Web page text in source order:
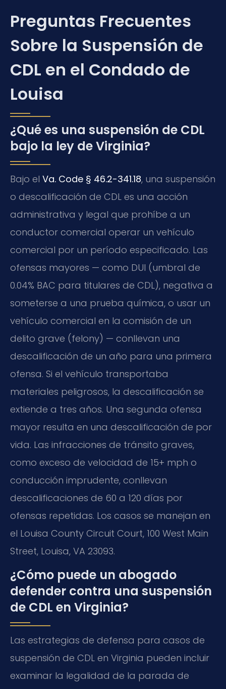
Preguntas Frecuentes
Sobre la Suspensión de
CDL en el Condado de
Louisa
¿Qué es una suspensión de CDL
bajo la ley de Virginia?
Bajo el Va. Code § 46.2-341.18, una suspensión
o descalificación de CDL es una acción
administrativa y legal que prohíbe a un
conductor comercial operar un vehículo
comercial por un período especificado. Las
ofensas mayores — como DUI (umbral de
0.04% BAC para titulares de CDL), negativa a
someterse a una prueba química, o usar un
vehículo comercial en la comisión de un
delito grave (felony) — conllevan una
descalificación de un año para una primera
ofensa. Si el vehículo transportaba
materiales peligrosos, la descalificación se
extiende a tres años. Una segunda ofensa
mayor resulta en una descalificación de por
vida. Las infracciones de tránsito graves,
como exceso de velocidad de 15+ mph o
conducción imprudente, conllevan
descalificaciones de 60 a 120 días por
ofensas repetidas. Los casos se manejan en
el Louisa County Circuit Court, 100 West Main
Street, Louisa, VA 23093.
¿Cómo puede un abogado
defender contra una suspensión
de CDL en Virginia?
Las estrategias de defensa para casos de
suspensión de CDL en Virginia pueden incluir
examinar la legalidad de la parada de